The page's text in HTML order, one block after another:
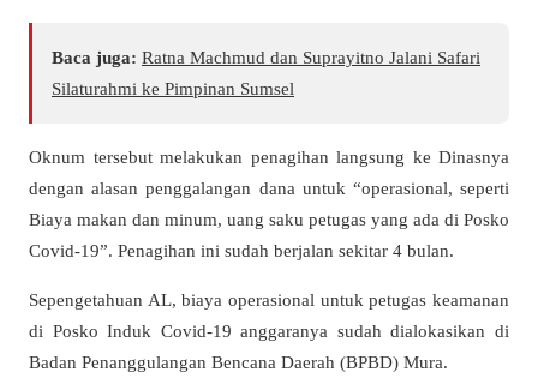
Baca juga: Ratna Machmud dan Suprayitno Jalani Safari
Silaturahmi ke Pimpinan Sumsel
Oknum tersebut melakukan penagihan langsung ke Dinasnya
dengan alasan penggalangan dana untuk “operasional, seperti
Biaya makan dan minum, uang saku petugas yang ada di Posko
Covid-19”. Penagihan ini sudah berjalan sekitar 4 bulan.
Sepengetahuan AL, biaya operasional untuk petugas keamanan
di Posko Induk Covid-19 anggaranya sudah dialokasikan di
Badan Penanggulangan Bencana Daerah (BPBD) Mura.